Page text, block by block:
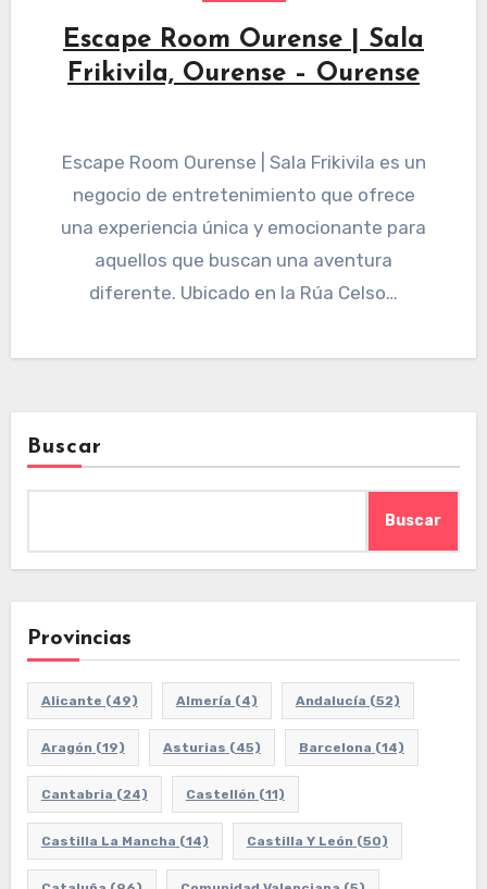
Escape Room Ourense | Sala
Frikivila, Ourense – Ourense
Escape Room Ourense | Sala Frikivila es un
negocio de entretenimiento que ofrece
una experiencia única y emocionante para
aquellos que buscan una aventura
diferente. Ubicado en la Rúa Celso…
Buscar
Buscar
Provincias
Alicante (49) Almería (4) Andalucía (52)
Aragón (19) Asturias (45) Barcelona (14)
Cantabria (24) Castellón (11)
Castilla La Mancha (14) Castilla Y León (50)